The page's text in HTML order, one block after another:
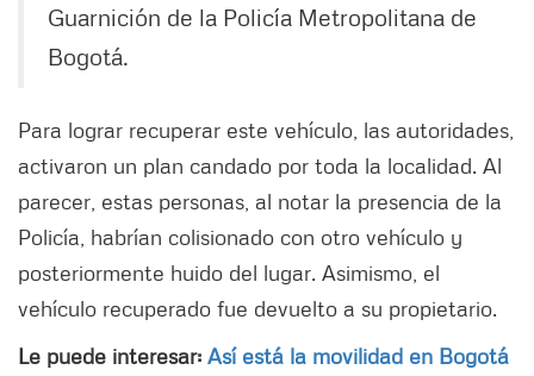
Guarnición de la Policía Metropolitana de
Bogotá.
Para lograr recuperar este vehículo, las autoridades,
activaron un plan candado por toda la localidad. Al
parecer, estas personas, al notar la presencia de la
Policía, habrían colisionado con otro vehículo y
posteriormente huido del lugar. Asimismo, el
vehículo recuperado fue devuelto a su propietario.
Le puede interesar: Así está la movilidad en Bogotá